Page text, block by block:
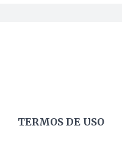
TERMOS DE USO